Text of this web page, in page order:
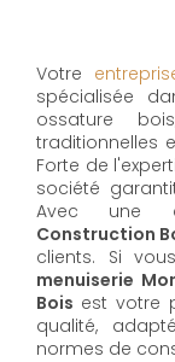
Votre
spécialisée
ossature
traditionnelles
Forte de
société
Avec une
Construction
clients. Si
menuiserie
Bois est votre
qualité,
normes de